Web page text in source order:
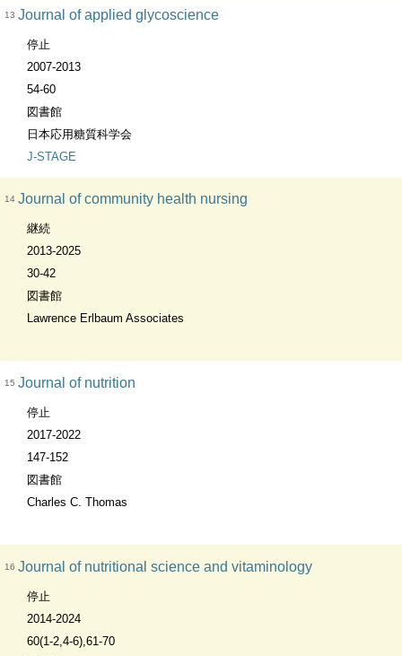
13 Journal of applied glycoscience
停止
2007-2013
54-60
図書館
日本応用糖質科学会
J-STAGE
14 Journal of community health nursing
継続
2013-2025
30-42
図書館
Lawrence Erlbaum Associates
15 Journal of nutrition
停止
2017-2022
147-152
図書館
Charles C. Thomas
16 Journal of nutritional science and vitaminology
停止
2014-2024
60(1-2,4-6),61-70